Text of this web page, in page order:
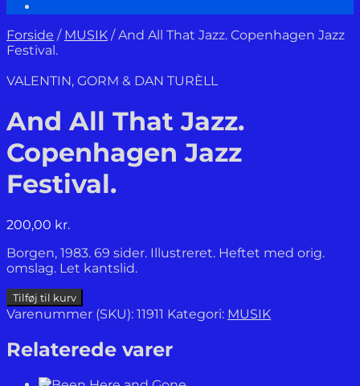
Forside / MUSIK /And All That Jazz. Copenhagen Jazz
Festival.
VALENTIN, GORM & DAN TURÈLL
And All That Jazz.
Copenhagen Jazz
Festival.
200,00 kr.
Borgen, 1983. 69 sider. Illustreret. Heftet med orig.
omslag. Let kantslid.
And
All
Jazz.
Copenhagen
Tilføj til kurv
Varenummer (SKU): 11911 Kategori: MUSIK
Relaterede varer